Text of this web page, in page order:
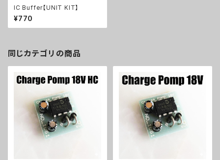
IC Buffer【UNIT KIT】
¥770
同じカテゴリの商品